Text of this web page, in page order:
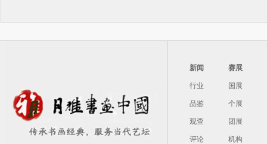
新闻
行业
品鉴
观查
评论
赛展
国展
个展
团展
机构